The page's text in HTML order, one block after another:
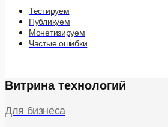
Тестируем
Публикуем
Монетизируем
Частые ошибки
Витрина технологий
Для бизнеса